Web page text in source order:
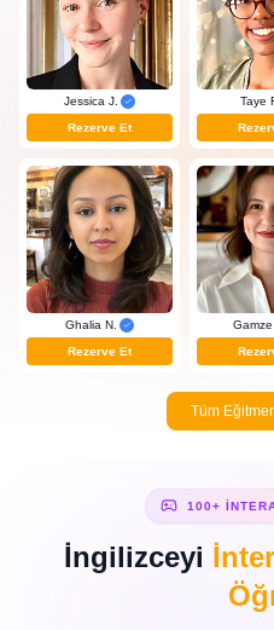
Jessica J.
Rezerve Et
Taye
Ghalia N.
Rezerve Et
Gamze
Tüm
100+
İngilizceyi